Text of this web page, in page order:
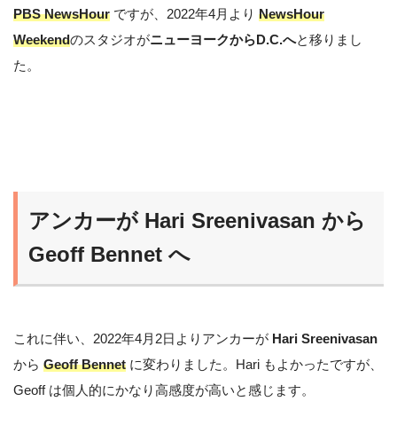
PBS NewsHour ですが、2022年4月より NewsHour
WeekendのスタジオがニューヨークからD.C.へと移りまし
た。
アンカーが Hari Sreenivasan から
Geoff Bennet へ
これに伴い、2022年4月2日よりアンカーが Hari Sreenivasan
から Geoff Bennet に変わりました。Hari もよかったですが、
Geoff は個人的にかなり高感度が高いと感じます。